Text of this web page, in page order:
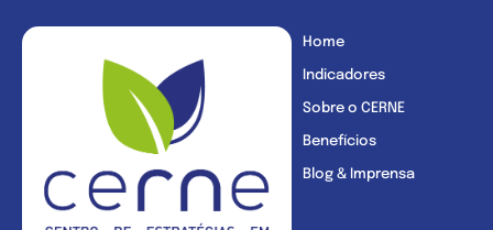
Home
Indicadores
Sobre o CERNE
Benefícios
Blog & Imprensa